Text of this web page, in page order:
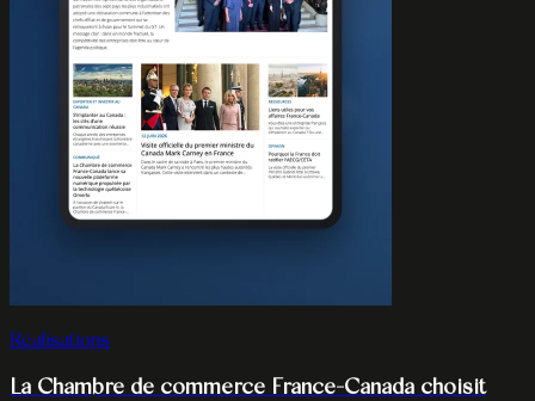
Réalisations
La Chambre de commerce France-Canada choisit